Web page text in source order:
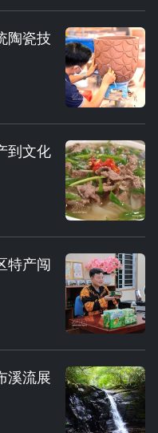
陶瓷技
到文化
特产闯
溪流展